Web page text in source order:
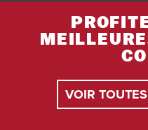
VOIR